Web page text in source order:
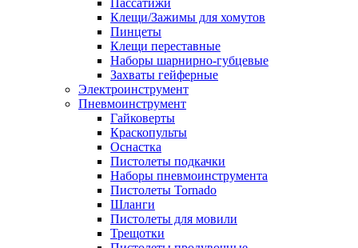
Пассатижи
Клещи/Зажимы для хомутов
Пинцеты
Клещи переставные
Наборы шарнирно-губцевые
Захваты гейферные
Электроинструмент
Пневмоинструмент
Гайковерты
Краскопульты
Оснастка
Пистолеты подкачки
Наборы пневмоинструмента
Пистолеты Tornado
Шланги
Пистолеты для мовили
Трещотки